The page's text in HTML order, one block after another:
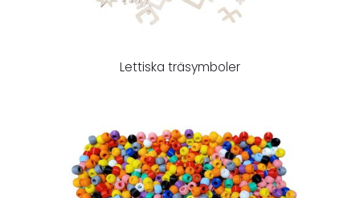
Lettiska träsymboler